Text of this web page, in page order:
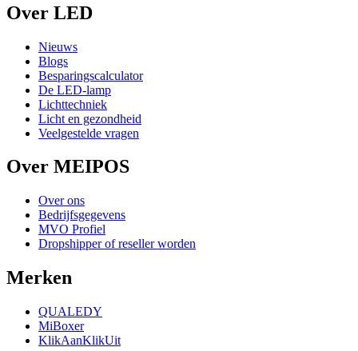
Over LED
Nieuws
Blogs
Besparingscalculator
De LED-lamp
Lichttechniek
Licht en gezondheid
Veelgestelde vragen
Over MEIPOS
Over ons
Bedrijfsgegevens
MVO Profiel
Dropshipper of reseller worden
Merken
QUALEDY
MiBoxer
KlikAanKlikUit